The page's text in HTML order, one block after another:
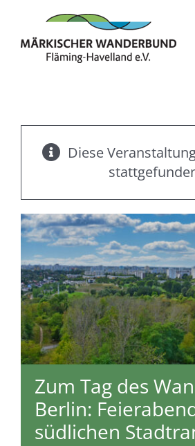
springen
Diese
Zum Tag des
Berlin:
südlichen